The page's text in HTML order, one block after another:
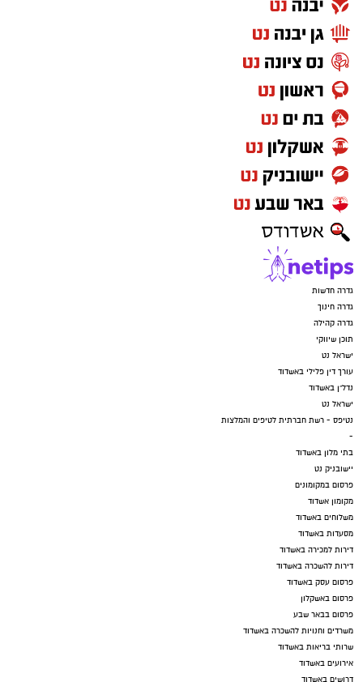
גדרה חדשות
גדרה חינוך
גדרה קהילה
תוכן שיווקי
ישראל נט
עורך דין פלילי באשדוד
נדל"ן באשדוד
ישראל נט
נטיפס - רשת חברתית לטיפים והמלצות
-
בתי מלון באשדוד
יישובניק נט
פרסום במקומונים
מקומון אשדוד
משלוחים באשדוד
מסעדות באשדוד
דירות למכירה באשדוד
דירות להשכרה באשדוד
פרסום עסק באשדוד
פרסום באשקלון
פרסום בבאר שבע
משרדים וחנויות להשכרה באשדוד
שרותי בריאות באשדוד
אירועים באשדוד
דרושים באשדוד